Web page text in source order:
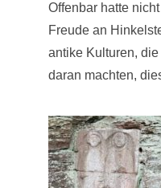
Offenbar hatte
Freude an
antike Kulturen,
daran machten,